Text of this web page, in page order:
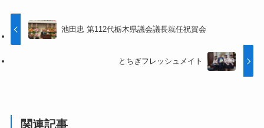
池田忠 第112代栃木県議会議長就任祝賀会
とちぎフレッシュメイト
関連記事